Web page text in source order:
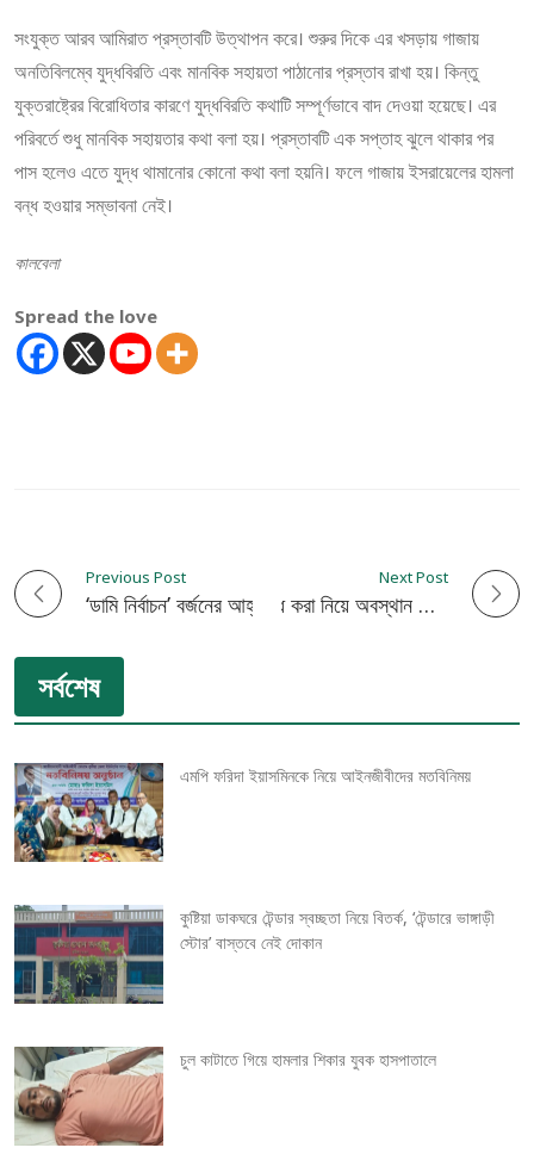
সংযুক্ত আরব আমিরাত প্রস্তাবটি উত্থাপন করে। শুরুর দিকে এর খসড়ায় গাজায়
অনতিবিলম্বে যুদ্ধবিরতি এবং মানবিক সহায়তা পাঠানোর প্রস্তাব রাখা হয়। কিন্তু
যুক্তরাষ্ট্রের বিরোধিতার কারণে যুদ্ধবিরতি কথাটি সম্পূর্ণভাবে বাদ দেওয়া হয়েছে। এর
পরিবর্তে শুধু মানবিক সহায়তার কথা বলা হয়। প্রস্তাবটি এক সপ্তাহ ঝুলে থাকার পর
পাস হলেও এতে যুদ্ধ থামানোর কোনো কথা বলা হয়নি। ফলে গাজায় ইসরায়েলের হামলা
বন্ধ হওয়ার সম্ভাবনা নেই।
কালবেলা
Spread the love
P
o
t
n
a
v
i
g
a
t
Previous Post
‘ডামি নির্বাচন’ বর্জনের আহ্বান জানিয়ে কুষ্টিয়ায় বিএনপির লিফলেট বিতরণ
Next Post
কারচুপি ও ভোটগ্রহণ বন্ধ করা নিয়ে অবস্থান জানালেন সিইসি
সর্বশেষ
এমপি ফরিদা ইয়াসমিনকে নিয়ে আইনজীবীদের মতবিনিময়
কুষ্টিয়া ডাকঘরে টেন্ডার স্বচ্ছতা নিয়ে বিতর্ক, ‘টেন্ডারে ভাঙ্গাড়ী
স্টোর’ বাস্তবে নেই দোকান
চুল কাটাতে গিয়ে হামলার শিকার যুবক হাসপাতালে